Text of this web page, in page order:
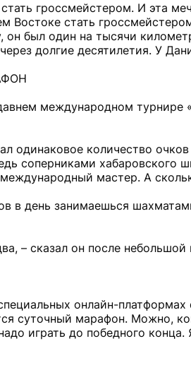
гроссмейстером. И эта
Востоке стать
он был один на тысячи
долгие десятилетия. У
международном турнире
одинаковое количество
соперниками хабаровского
мастер. А
в день занимаешься
– сказал он после
онлайн-
суточный марафон. Можно,
играть до победного